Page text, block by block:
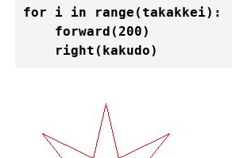
for i in range(takakkei):
    forward(200)